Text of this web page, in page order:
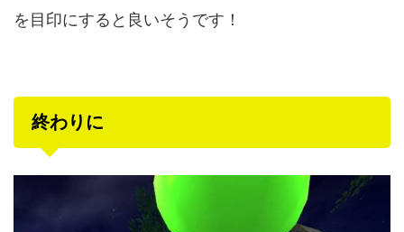
を目印にすると良いそうです！
終わりに